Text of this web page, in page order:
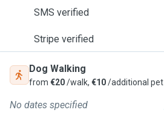
SMS verified
Stripe verified
Dog Walking
from €20/walk, €10/additional pet
No dates specified